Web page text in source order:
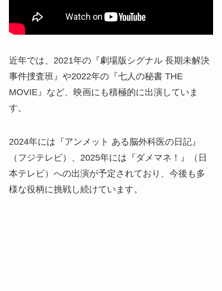
近年では、2021年の『劇場版シグナル 長期未解決
事件捜査班』や2022年の『七人の秘書 THE
MOVIE』など、映画にも積極的に出演していま
す。
2024年には『アンメット ある脳外科医の日記』
（フジテレビ）、2025年には『ダメマネ！』（日
本テレビ）への出演が予定されており、今後も多
様な役柄に挑戦し続けています。